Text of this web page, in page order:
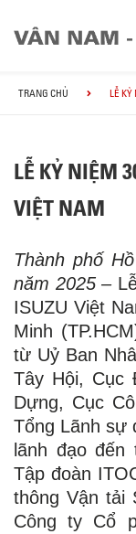
TRANG CHỦ LỄ
LỄ KỶ NIỆM
VIỆT NAM
Thành phố
năm 2025 –
ISUZU Việt
Minh
từ Uỷ Ban
Tây Hội, Cục
Dựng, Cục
Tổng Lãnh sự
lãnh đạo đến
Tập đoàn
thông Vận tải
Công ty Cổ